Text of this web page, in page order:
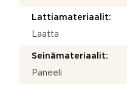
Lattiamateriaalit:
Laatta
Seinämateriaalit:
Paneeli